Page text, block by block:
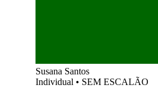
Susana Santos
Individual • SEM ESCALÃO